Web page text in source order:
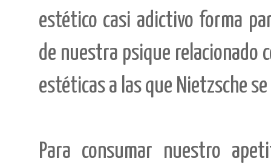
estético casi adictivo forma
de nuestra psique relacionado
estéticas a las que Nietzsche
Para consumar nuestro